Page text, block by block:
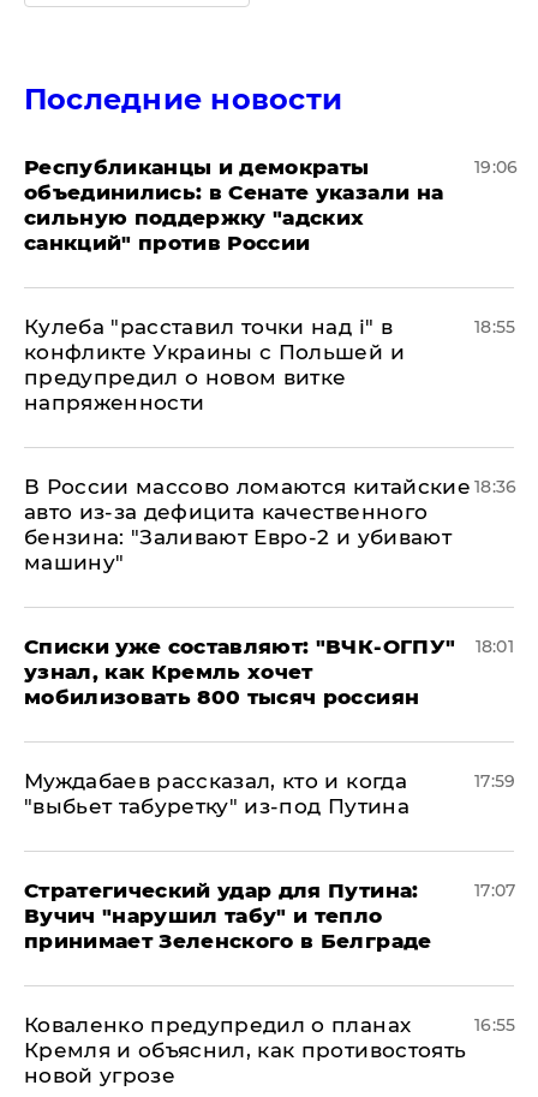
Последние новости
Республиканцы и демократы
объединились: в Сенате указали на
сильную поддержку "адских
санкций" против России
19:06
Кулеба "расставил точки над і" в
конфликте Украины с Польшей и
предупредил о новом витке
напряженности
18:55
В России массово ломаются китайские
авто из-за дефицита качественного
бензина: "Заливают Евро-2 и убивают
машину"
18:36
Списки уже составляют: "ВЧК-ОГПУ"
узнал, как Кремль хочет
мобилизовать 800 тысяч россиян
18:01
Муждабаев рассказал, кто и когда
"выбьет табуретку" из-под Путина
17:59
Стратегический удар для Путина:
Вучич "нарушил табу" и тепло
принимает Зеленского в Белграде
17:07
Коваленко предупредил о планах
Кремля и объяснил, как противостоять
новой угрозе
16:55